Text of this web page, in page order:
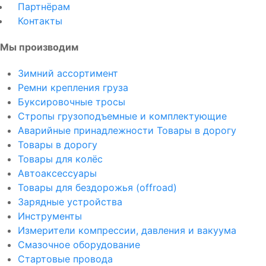
Партнёрам
Контакты
Мы производим
Зимний ассортимент
Ремни крепления груза
Буксировочные тросы
Стропы грузоподъемные и комплектующие
Аварийные принадлежности Товары в дорогу
Товары в дорогу
Товары для колёс
Автоаксессуары
Товары для бездорожья (offroad)
Зарядные устройства
Инструменты
Измерители компрессии, давления и вакуума
Смазочное оборудование
Стартовые провода